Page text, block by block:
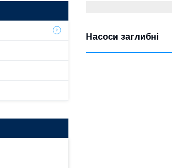
Насоси заглибні